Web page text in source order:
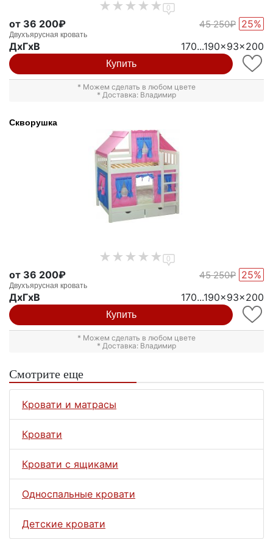
0
от 36 200₽ 45 250₽ 25%
Двухъярусная кровать
ДxГxВ 170...190x93x200
Купить
* Можем сделать в любом цвете
* Доставка: Владимир
Скворушка
0
от 36 200₽ 45 250₽ 25%
Двухъярусная кровать
ДxГxВ 170...190x93x200
Купить
* Можем сделать в любом цвете
* Доставка: Владимир
Смотрите еще
Кровати и матрасы
Кровати
Кровати с ящиками
Односпальные кровати
Детские кровати